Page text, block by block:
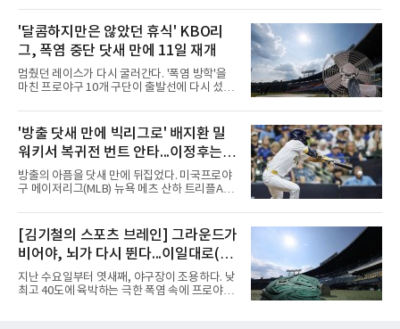
적으로 FA 자격으로 팀을 떠난 김범수는 KIA 타
이거즈로 유니폼을 갈아입
완 제이컵 미저로우스키(밀워키 브루어스)가 역
대 최소 이닝 시즌 200탈삼진 2위 기록을 세웠
다.미저로우스키는 10일(한국시간) 미국 위스콘
신주 밀워키 아메리칸패밀리필드에서 열린 미네
소타 트윈스전에 선발로 나서 6이닝 9탈삼진 3
실점을 기록했다. 3회 첫 타자 앨런 로든을 헛스
윙 삼진으로 처리하며 시즌 200번째 삼진을 잡
닝 신기록을 세웠다. MLB닷컴이 엘리어스 스포
츠뷰로 자료를 인용해 소개한 바에
'달콤하지만은 않았던 휴식' KBO리
그, 폭염 중단 닷새 만에 11일 재개
멈췄던 레이스가 다시 굴러간다. '폭염 방학'을
마친 프로야구 10개 구단이 출발선에 다시 섰다.
SOL KBO리그는 11일 전국 5개 구장 경기를 시
작으로 일정을 이어간다. 국제종합대회 대표 파
견을 제외하면 정규리그가 다른 사유로 멈춘 것
은 코로나19 집단 감염을 겪은 2021년 7월 이후
5년 만이자 역대 두 번째다. KBO 사무국은 더위
가 최고조에 이른 5∼9일 25경기를 전면 취소하
고 9월 이후 일정을 다시 편성해 치르기로 했다.
시면 경기 시간은 예전으로 돌아갈 수 있다.선수
들에게는 올해 세 번째 출발이
'방출 닷새 만에 빅리그로' 배지환 밀
워키서 복귀전 번트 안타...이정후는
타율 2할대로
방출의 아픔을 닷새 만에 뒤집었다. 미국프로야
구 메이저리그(MLB) 뉴욕 메츠 산하 트리플A에
스 이적과 동시에 빅리그에 복귀했다.배지환은
10일(한국시간) 미국 위스콘신주 밀워키 아메리
칸패밀리필드에서 열린 미네소타 트윈스전에 밀
워키 유니폼을 입고 나섰다. 구단은 이날 마이너
리그 계약한 배지환을 26인 로스터에 올렸다고
발표했다.복귀 무대에서 결과도 나왔다. 3-3으
로 맞선 7회초 2루 대수비로 들어간 그는 7회말
[김기철의 스포츠 브레인] 그라운드가
비어야, 뇌가 다시 뛴다...이일대로(以
逸待勞)의 지혜
지난 수요일부터 엿새째, 야구장이 조용하다. 낮
최고 40도에 육박하는 극한 폭염 속에 프로야구